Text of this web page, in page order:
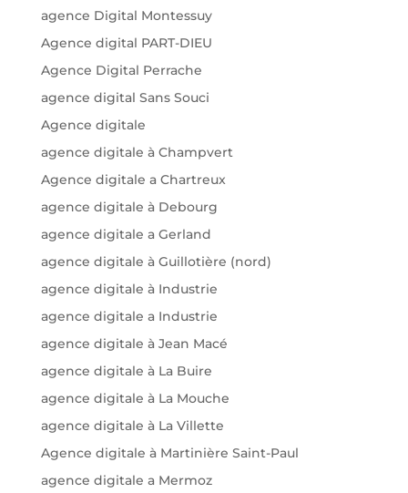
agence Digital Montessuy
Agence digital PART-DIEU
Agence Digital Perrache
agence digital Sans Souci
Agence digitale
agence digitale à Champvert
Agence digitale a Chartreux
agence digitale à Debourg
agence digitale a Gerland
agence digitale à Guillotière (nord)
agence digitale à Industrie
agence digitale a Industrie
agence digitale à Jean Macé
agence digitale à La Buire
agence digitale à La Mouche
agence digitale à La Villette
Agence digitale à Martinière Saint-Paul
agence digitale a Mermoz